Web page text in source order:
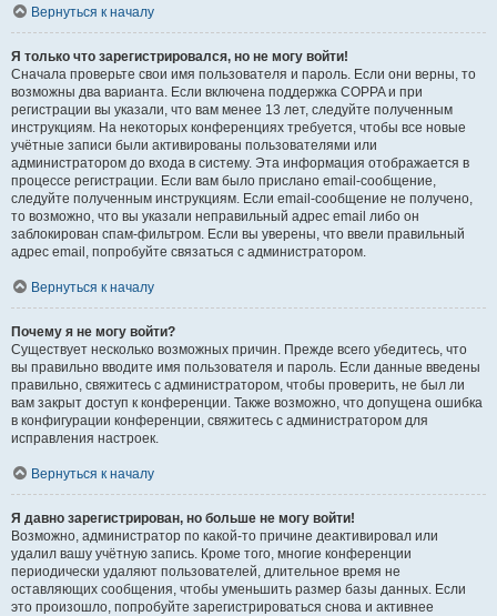
Вернуться к началу
Я только что зарегистрировался, но не могу войти!
Сначала проверьте свои имя пользователя и пароль. Если они верны, то
возможны два варианта. Если включена поддержка COPPA и при
регистрации вы указали, что вам менее 13 лет, следуйте полученным
инструкциям. На некоторых конференциях требуется, чтобы все новые
учётные записи были активированы пользователями или
администратором до входа в систему. Эта информация отображается в
процессе регистрации. Если вам было прислано email-сообщение,
следуйте полученным инструкциям. Если email-сообщение не получено,
то возможно, что вы указали неправильный адрес email либо он
заблокирован спам-фильтром. Если вы уверены, что ввели правильный
адрес email, попробуйте связаться с администратором.
Вернуться к началу
Почему я не могу войти?
Существует несколько возможных причин. Прежде всего убедитесь, что
вы правильно вводите имя пользователя и пароль. Если данные введены
правильно, свяжитесь с администратором, чтобы проверить, не был ли
вам закрыт доступ к конференции. Также возможно, что допущена ошибка
в конфигурации конференции, свяжитесь с администратором для
исправления настроек.
Вернуться к началу
Я давно зарегистрирован, но больше не могу войти!
Возможно, администратор по какой-то причине деактивировал или
удалил вашу учётную запись. Кроме того, многие конференции
периодически удаляют пользователей, длительное время не
оставляющих сообщения, чтобы уменьшить размер базы данных. Если
это произошло, попробуйте зарегистрироваться снова и активнее